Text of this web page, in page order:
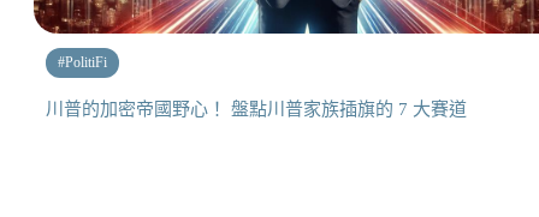
#PolitiFi
川普的加密帝國野心！ 盤點川普家族插旗的 7 大賽道